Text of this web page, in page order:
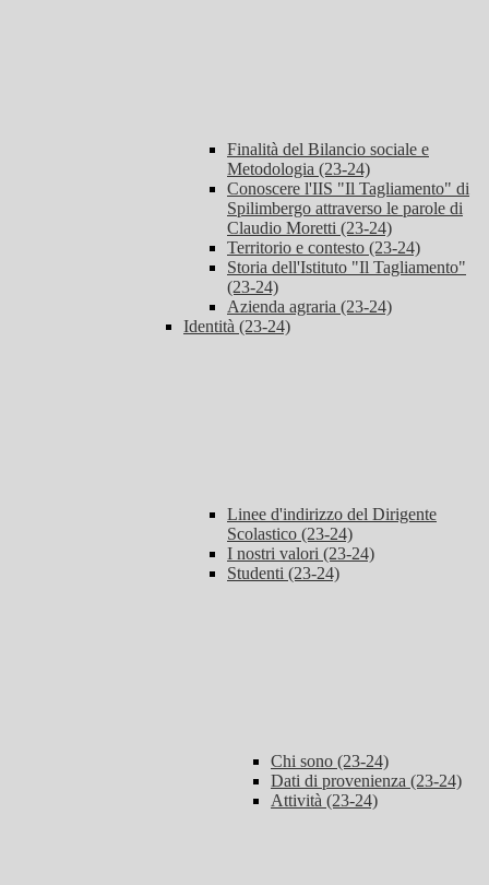
Finalità del Bilancio sociale e
Metodologia (23-24)
Conoscere l'IIS "Il Tagliamento" di
Spilimbergo attraverso le parole di
Claudio Moretti (23-24)
Territorio e contesto (23-24)
Storia dell'Istituto "Il Tagliamento"
(23-24)
Azienda agraria (23-24)
Identità (23-24)
Linee d'indirizzo del Dirigente
Scolastico (23-24)
I nostri valori (23-24)
Studenti (23-24)
Chi sono (23-24)
Dati di provenienza (23-24)
Attività (23-24)